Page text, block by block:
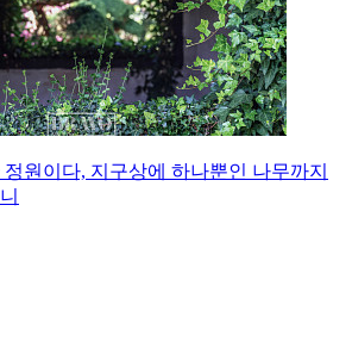
원이다, 지구상에 하나뿐인 나무까지